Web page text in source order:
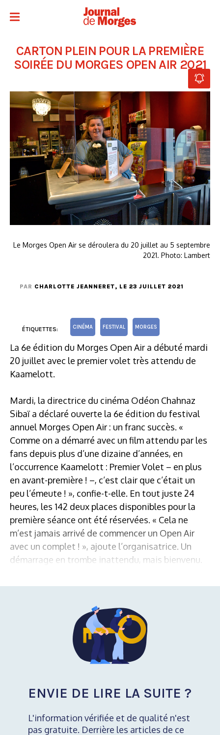
CARTON PLEIN POUR LA PREMIÈRE
SOIRÉE DU MORGES OPEN AIR 2021
Le Morges Open Air se déroulera du 20 juillet au 5 septembre
2021. Photo: Lambert
PAR CHARLOTTE JEANNERET, LE 23 JUILLET 2021
ÉTIQUETTES: CINÉMA FESTIVAL MORGES
La 6e édition du Morges Open Air a débuté mardi
20 juillet avec le premier volet très attendu de
Kaamelott.
Mardi, la directrice du cinéma Odéon Chahnaz
Sibaï a déclaré ouverte la 6e édition du festival
annuel Morges Open Air : un franc succès. «
Comme on a démarré avec un film attendu par les
fans depuis plus d’une dizaine d’années, en
l’occurrence Kaamelott : Premier Volet – en plus
en avant-première ! –, c’est clair que c’était un
peu l’émeute ! », confie-t-elle. En tout juste 24
heures, les 142 deux places disponibles pour la
première séance ont été réservées. « Cela ne
m’est jamais arrivé de commencer un Open Air
avec un complet ! », ajoute l’organisatrice. Un
démarrage en trombe inattendu, mais bienvenu.
ENVIE DE LIRE LA SUITE ?
L'information vérifiée et de qualité n'est
pas gratuite. Derrière les articles de ce